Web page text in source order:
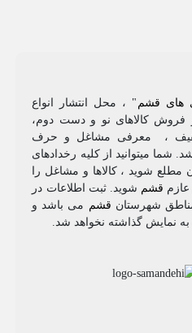
های قشم " ، محل انتشار انواع
فروش کالاهای نو و دست‌ دوم،
تخفیف ، معرفی مشاغل و حرف
شما میتوانید از کلیه رخدادهای
مطلع شوید ، کالاها و مشاغل را
قشم شوید. ثبت اطلاعات در
شهرستان قشم می باشد و
نمایش گذاشته نخواهد شد.